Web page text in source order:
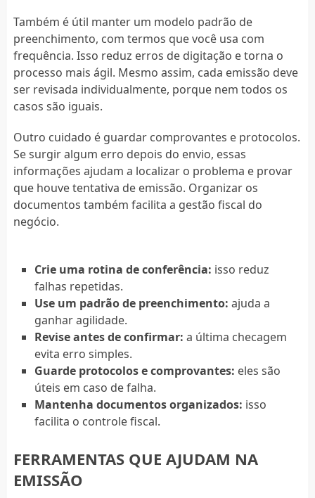
Também é útil manter um modelo padrão de
preenchimento, com termos que você usa com
frequência. Isso reduz erros de digitação e torna o
processo mais ágil. Mesmo assim, cada emissão deve
ser revisada individualmente, porque nem todos os
casos são iguais.
Outro cuidado é guardar comprovantes e protocolos.
Se surgir algum erro depois do envio, essas
informações ajudam a localizar o problema e provar
que houve tentativa de emissão. Organizar os
documentos também facilita a gestão fiscal do
negócio.
Crie uma rotina de conferência: isso reduz
falhas repetidas.
Use um padrão de preenchimento: ajuda a
ganhar agilidade.
Revise antes de confirmar: a última checagem
evita erro simples.
Guarde protocolos e comprovantes: eles são
úteis em caso de falha.
Mantenha documentos organizados: isso
facilita o controle fiscal.
FERRAMENTAS QUE AJUDAM NA
EMISSÃO